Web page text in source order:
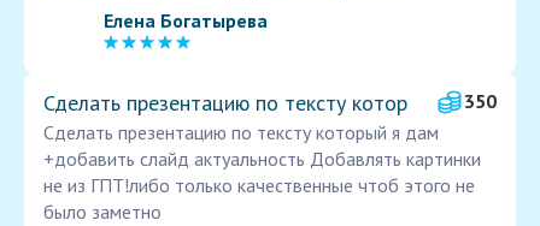
Елена Богатырева
Сделать презентацию по тексту котор
350
Сделать презентацию по тексту который я дам
+добавить слайд актуальность Добавлять картинки
не из ГПТ!либо только качественные чтоб этого не
было заметно